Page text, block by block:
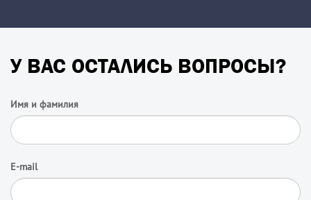
У ВАС ОСТАЛИСЬ ВОПРОСЫ?
Имя и фамилия
E-mail